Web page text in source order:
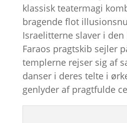
klassisk teatermagi
bragende flot
Israelitterne slaver i
Faraos pragtskib sejler
templerne rejser sig af
danser i deres telte i
genlyder af pragtfulde